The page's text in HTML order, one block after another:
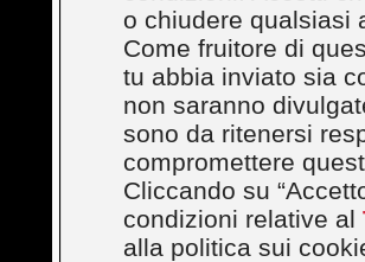
o chiudere qualsiasi
Come fruitore di
tu abbia inviato sia
non saranno
sono da ritenersi
compromettere
Cliccando su
condizioni relative al
alla politica sui